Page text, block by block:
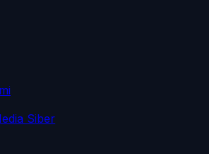
Siber